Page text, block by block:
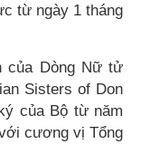
từ ngày 1 tháng
của Dòng Nữ tử
Sisters of Don
của Bộ từ năm
cương vị Tổng